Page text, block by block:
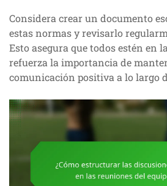
Considera crear un documento
estas normas y revisarlo
Esto asegura que todos estén en
refuerza la importancia de
comunicación positiva a lo largo